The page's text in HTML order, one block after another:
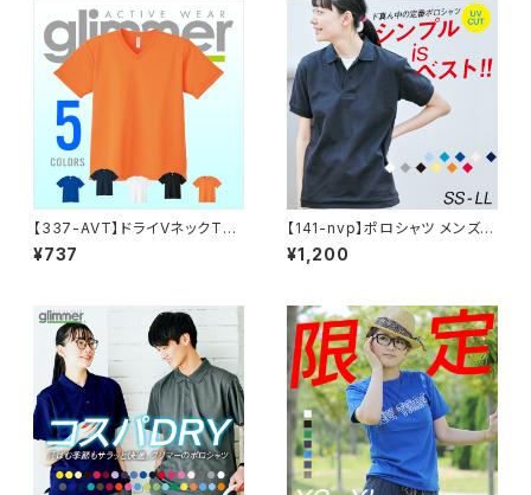
ゆったり 体型カバー コンパクト
アウトドア スポーツ ランニング
マラソン 運動会 ジム ウォーキン
グ SALE ％OFF glimmer グリ
マー ドライ Tシャツ 3L 4L 5L
【337-AVT】ドライVネックTシ
ャツ
¥737
【141-nvp】ポロシャツ メンズ
レディース 半袖 5.8オンス T/C
ポロシャツ(ポケット無し)
¥1,200